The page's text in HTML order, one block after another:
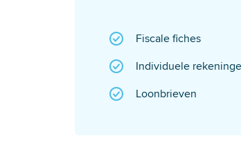
Fiscale fiches
Individuele
Loonbrieven